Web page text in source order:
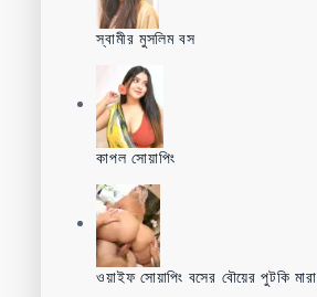
স্বামীর মুসলিম বস
কাপল সোয়াপিং
ওয়াইফ সোয়াপিং বসের বৌয়ের পুটকি মারা